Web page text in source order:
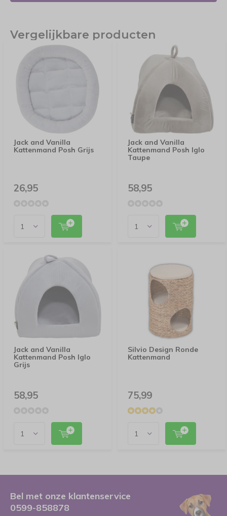
Vergelijkbare producten
Jack and Vanilla
Kattenmand Posh Grijs
26,95
Jack and Vanilla
Kattenmand Posh Iglo
Taupe
58,95
Jack and Vanilla
Kattenmand Posh Iglo
Grijs
58,95
Silvio Design Ronde
Kattenmand
75,99
Bel met onze klantenservice
0599-858878